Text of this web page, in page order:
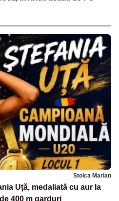
Stoica Marian
Uță, medaliată cu aur la
400 m garduri